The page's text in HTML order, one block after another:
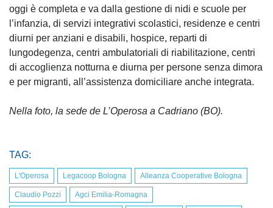
oggi è completa e va dalla gestione di nidi e scuole per
l’infanzia, di servizi integrativi scolastici, residenze e centri
diurni per anziani e disabili, hospice, reparti di
lungodegenza, centri ambulatoriali di riabilitazione, centri
di accoglienza notturna e diurna per persone senza dimora
e per migranti, all’assistenza domiciliare anche integrata.
Nella foto, la sede de L’Operosa a Cadriano (BO).
TAG:
L'Operosa Legacoop Bologna Alleanza Cooperative Bologna
Claudio Pozzi Agci Emilia-Romagna